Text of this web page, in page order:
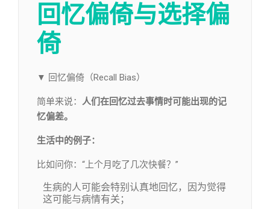
回忆偏倚与选择偏
倚
▼ 回忆偏倚（Recall Bias）
简单来说： 人们在回忆过去事情时可能出现的记
忆偏差。
生活中的例子：
比如问你：“上个月吃了几次快餐？”
生病的人可能会特别认真地回忆，因为觉得
这可能与病情有关；